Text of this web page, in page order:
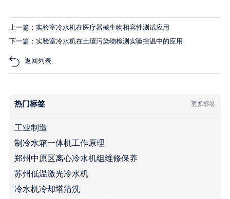
上一篇：实验室冷水机在医疗器械生物相容性测试应用
下一篇：实验室冷水机在土壤污染物检测实验控温中的应用
返回列表
热门标签 更多标签
工业制造
制冷水箱一体机工作原理
郑州中原区离心冷水机组维修保养
苏州低温激光冷水机
冷水机冷却塔清洗